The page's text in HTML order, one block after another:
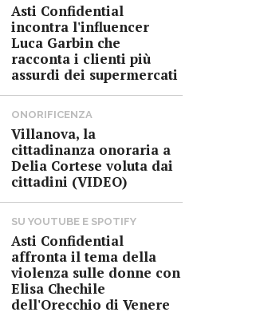
Asti Confidential
incontra l'influencer
Luca Garbin che
racconta i clienti più
assurdi dei supermercati
ONORIFICENZA
Villanova, la
cittadinanza onoraria a
Delia Cortese voluta dai
cittadini (VIDEO)
SU YOUTUBE E SPOTIFY
Asti Confidential
affronta il tema della
violenza sulle donne con
Elisa Chechile
dell'Orecchio di Venere